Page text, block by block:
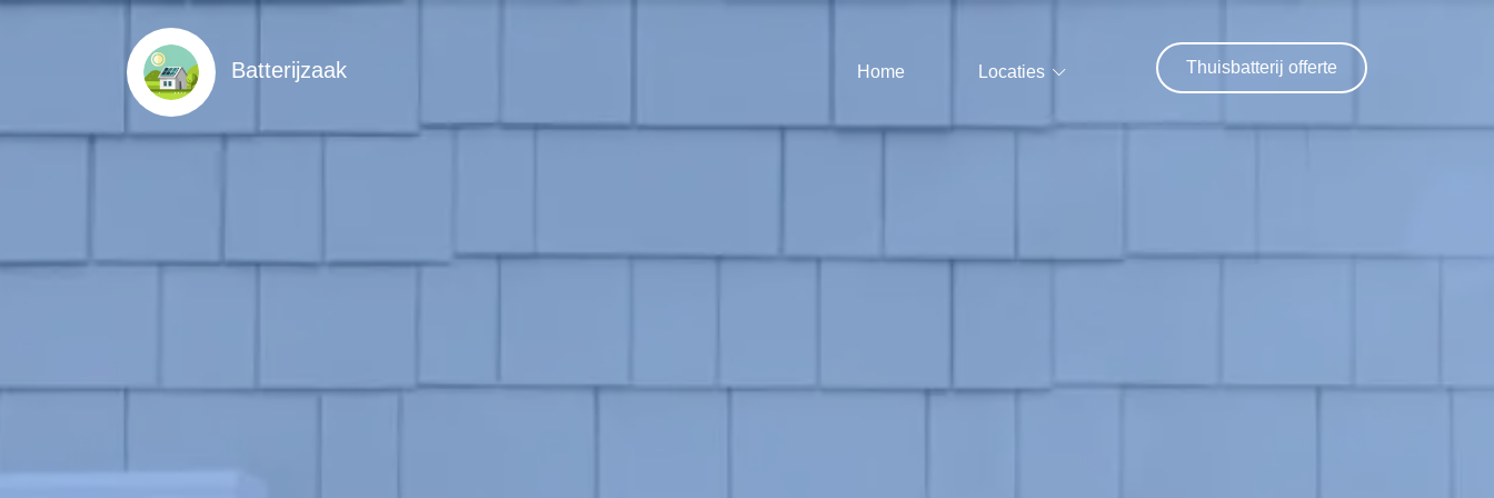
Batterijzaak Home Locaties Thuisbatterij offerte